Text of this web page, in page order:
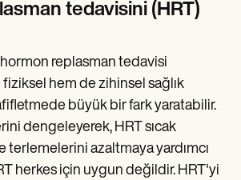
tedavisini (HRT)
hormon replasman tedavisi
hem de zihinsel sağlık
büyük bir fark yaratabilir.
dengeleyerek, HRT sıcak
terlemelerini azaltmaya yardımcı
herkes için uygun değildir. HRT'yi